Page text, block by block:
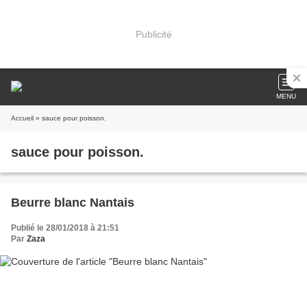
Publicité
MENU
Accueil » sauce pour poisson.
sauce pour poisson.
Beurre blanc Nantais
Publié le 28/01/2018 à 21:51
Par Zaza